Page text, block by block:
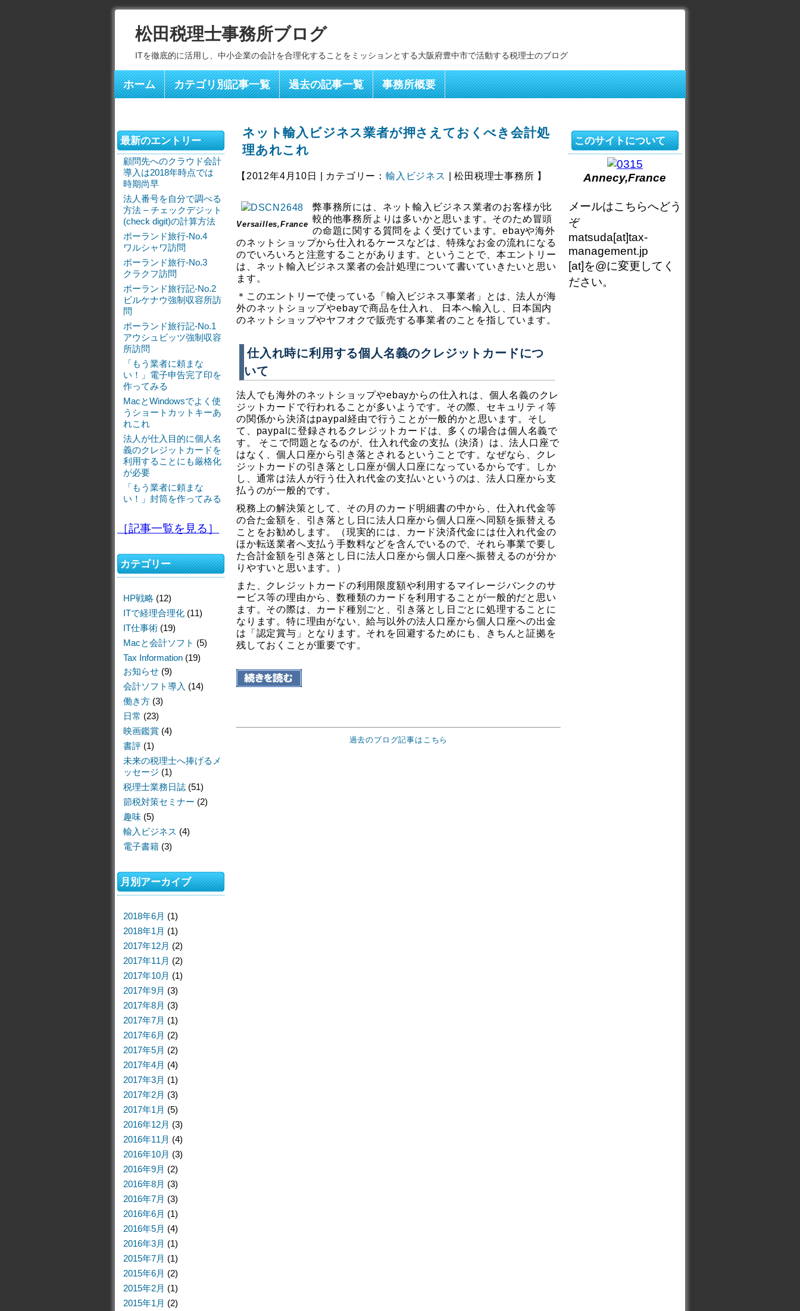
松田税理士事務所ブログ
ITを徹底的に活用し、中小企業の会計を合理化することをミッションとする大阪府豊中市で活動する税理士のブログ
ホーム カテゴリ別記事一覧 過去の記事一覧 事務所概要
ネット輸入ビジネス業者が押さえておくべき会計処
理あれこれ
【2012年4月10日 | カテゴリー： 輸入ビジネス | 松田税理士事務所 】
Versailles,France
弊事務所には、ネット輸入ビジネス業者のお客様が比
較的他事務所よりは多いかと思います。そのため冒頭
の命題に関する質問をよく受けています。ebayや海外
のネットショップから仕入れるケースなどは、特殊なお金の流れになる
のでいろいろと注意することがあります。ということで、本エントリー
は、ネット輸入ビジネス業者の会計処理について書いていきたいと思い
ます。
＊このエントリーで使っている「輸入ビジネス事業者」とは、法人が海
外のネットショップやebayで商品を仕入れ、 日本へ輸入し、日本国内
のネットショップやヤフオクで販売する事業者のことを指しています。
仕入れ時に利用する個人名義のクレジットカードにつ
いて
法人でも海外のネットショップやebayからの仕入れは、個人名義のクレ
ジットカードで行われることが多いようです。その際、セキュリティ等
の関係から決済はpaypal経由で行うことが一般的かと思います。そし
て、paypalに登録されるクレジットカードは、多くの場合は個人名義で
す。 そこで問題となるのが、仕入れ代金の支払（決済）は、法人口座で
はなく、個人口座から引き落とされるということです。なぜなら、クレ
ジットカードの引き落とし口座が個人口座になっているからです。しか
し、通常は法人が行う仕入れ代金の支払いというのは、法人口座から支
払うのが一般的です。
税務上の解決策として、その月のカード明細書の中から、仕入れ代金等
の合た金額を、引き落とし日に法人口座から個人口座へ同額を振替える
ことをお勧めします。（現実的には、カード決済代金には仕入れ代金の
ほか転送業者へ支払う手数料などを含んでいるので、それら事業で要し
た合計金額を引き落とし日に法人口座から個人口座へ振替えるのが分か
りやすいと思います。）
また、クレジットカードの利用限度額や利用するマイレージバンクのサ
ービス等の理由から、数種類のカードを利用することが一般的だと思い
ます。その際は、カード種別ごと、引き落とし日ごとに処理することに
なります。特に理由がない、給与以外の法人口座から個人口座への出金
は「認定賞与」となります。それを回避するためにも、きちんと証拠を
残しておくことが重要です。
過去のブログ記事はこちら
最新のエントリー
顧問先へのクラウド会計
導入は2018年時点では
時期尚早
法人番号を自分で調べる
方法 – チェックデジット
(check digit)の計算方法
ポーランド旅行-No.4
ワルシャワ訪問
ポーランド旅行-No.3
クラクフ訪問
ポーランド旅行記-No.2
ビルケナウ強制収容所訪
問
ポーランド旅行記-No.1
アウシュビッツ強制収容
所訪問
「もう業者に頼まな
い！」電子申告完了印を
作ってみる
MacとWindowsでよく使
うショートカットキーあ
れこれ
法人が仕入目的に個人名
義のクレジットカードを
利用することにも厳格化
が必要
「もう業者に頼まな
い！」封筒を作ってみる
［記事一覧を見る］
カテゴリー
HP戦略 (12)
ITで経理合理化 (11)
IT仕事術 (19)
Macと会計ソフト (5)
Tax Information (19)
お知らせ (9)
会計ソフト導入 (14)
働き方 (3)
日常 (23)
映画鑑賞 (4)
書評 (1)
未来の税理士へ捧げるメ
ッセージ (1)
税理士業務日誌 (51)
節税対策セミナー (2)
趣味 (5)
輸入ビジネス (4)
電子書籍 (3)
月別アーカイブ
2018年6月 (1)
2018年1月 (1)
2017年12月 (2)
2017年11月 (2)
2017年10月 (1)
2017年9月 (3)
2017年8月 (3)
2017年7月 (1)
2017年6月 (2)
2017年5月 (2)
2017年4月 (4)
2017年3月 (1)
2017年2月 (3)
2017年1月 (5)
2016年12月 (3)
2016年11月 (4)
2016年10月 (3)
2016年9月 (2)
2016年8月 (3)
2016年7月 (3)
2016年6月 (1)
2016年5月 (4)
2016年3月 (1)
2015年7月 (1)
2015年6月 (2)
2015年2月 (1)
2015年1月 (2)
このサイトについて
Annecy,France
メールはこちらへどう
ぞ
matsuda[at]tax-
management.jp
[at]を@に変更してく
ださい。